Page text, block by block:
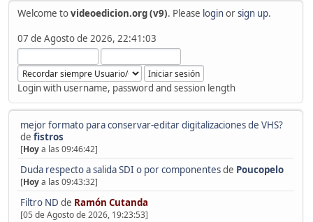
Welcome tovideoedicion.org (v9). Please loginorsign up.
07 de Agosto de 2026, 22:41:03
Login with username, password and session length
mejor formato para conservar-editar digitalizaciones de VHS?
de fistros
[Hoya las 09:46:42]
Duda respecto a salida SDI o por componentesde Poucopelo
[Hoya las 09:43:32]
Filtro ND de Ramón Cutanda
[05 de Agosto de 2026, 19:23:53]